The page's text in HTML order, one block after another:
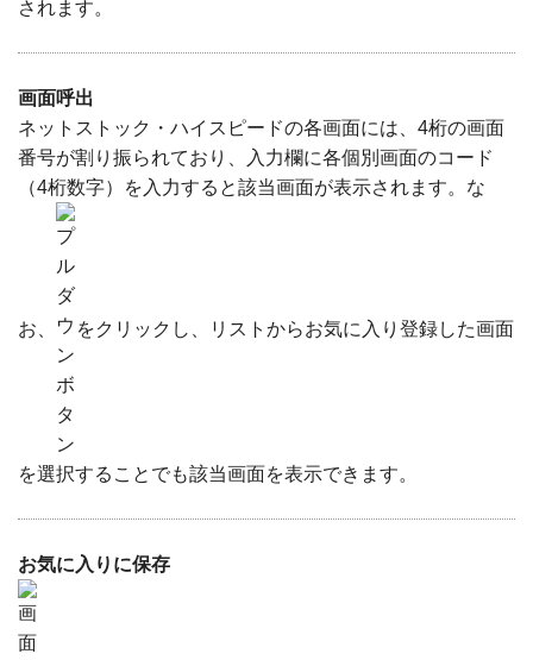
されます。
画面呼出
ネットストック・ハイスピードの各画面には、4桁の画面
番号が割り振られており、入力欄に各個別画面のコード
（4桁数字）を入力すると該当画面が表示されます。な
お、 をクリックし、リストからお気に入り登録した画面
を選択することでも該当画面を表示できます。
お気に入りに保存